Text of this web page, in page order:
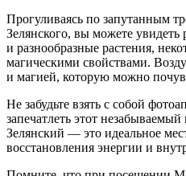
Прогуливаясь по запутанным
Зелянского, вы можете
и разнообразные растения,
магическими свойствами.
и магией, которую можно
Не забудьте взять с собой
запечатлеть этот
Зелянский — это идеальное
восстановления энергии и